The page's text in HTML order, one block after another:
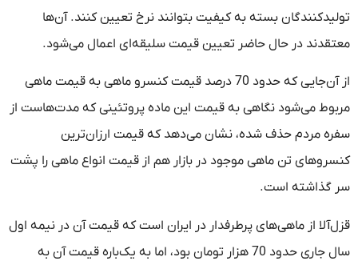
تولیدکنندگان بسته به کیفیت بتوانند نرخ تعیین کنند. آن‌ها
معتقدند در حال حاضر تعیین قیمت سلیقه‌ای اعمال می‌شود.
از آن‌جایی که حدود 70 درصد قیمت کنسرو ماهی به قیمت ماهی
مربوط می‌شود نگاهی به قیمت این ماده پروتئینی که مدت‌هاست از
سفره مردم حذف شده، نشان می‌دهد که قیمت ارزان‌ترین
کنسروهای تن ماهی موجود در بازار هم از قیمت انواع ماهی را پشت
سر گذاشته است.
قزل‌آلا از ماهی‌های پرطرفدار در ایران است که قیمت آن در نیمه اول
سال جاری حدود 70 هزار تومان بود، اما به یک‌باره قیمت آن به